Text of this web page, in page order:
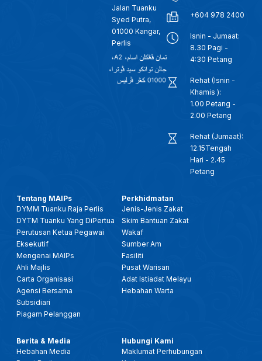
Jalan Tuanku
Syed Putra,
01000 Kangar,
Perlis
+604 978 2400
Isnin - Jumaat:
8.30 Pagi -
4:30 Petang
Rehat (Isnin -
Khamis ):
1.00 Petang -
2.00 Petang
Rehat (Jumaat):
12.15Tengah
Hari - 2.45
Petang
Tentang MAIPs
DYMM Tuanku Raja Perlis
DYTM Tuanku Yang DiPertua
Perutusan Ketua Pegawai
Eksekutif
Mengenai MAIPs
Ahli Majlis
Carta Organisasi
Agensi Bersama
Subsidiari
Piagam Pelanggan
Perkhidmatan
Jenis-Jenis Zakat
Skim Bantuan Zakat
Wakaf
Sumber Am
Fasiliti
Pusat Warisan
Adat Istiadat Melayu
Hebahan Warta
Berita & Media
Hebahan Media
Hubungi Kami
Maklumat Perhubungan